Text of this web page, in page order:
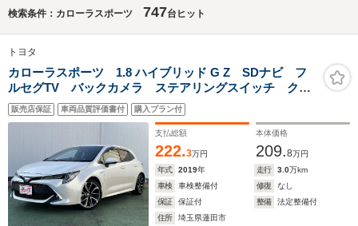
検索条件：カローラスポーツ
747台ヒット
トヨタ
カローラスポーツ 1.8 ハイブリッド G Z SDナビ フ
ルセグTV バックカメラ ステアリングスイッチ クル
ーズコントロール ビルトインETC プリクラッシュセ
ーフティー オートハイビーム LEDヘッドライト
LEDフォグランプ 電動パーキング
販売店保証 車両品質評価書付 購入プラン付
支払総額
222.3万円
本体価格
209.8万円
年式
2019年 走行 3.0万km
車検
車検整備付 修復
なし
保証
保証付 整備
法定整備付
住所
埼玉県蓮田市